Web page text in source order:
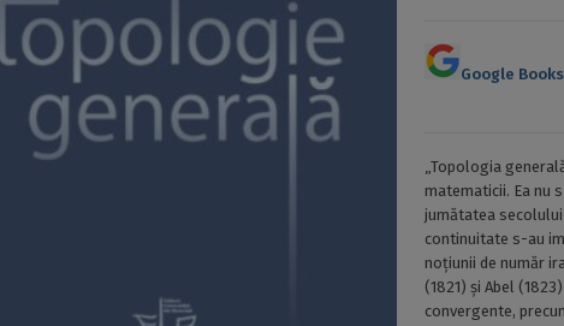
Google Books
„Topologia
matematicii. Ea nu
jumătatea
continuitate s-au
noțiunii de număr
(1821) și Abel
convergente,